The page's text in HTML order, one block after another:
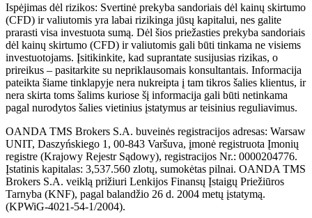
Ispėjimas dėl rizikos: Svertinė prekyba sandoriais dėl kainų skirtumo
(CFD) ir valiutomis yra labai rizikinga jūsų kapitalui, nes galite
prarasti visa investuota sumą. Dėl šios priežasties prekyba sandoriais
dėl kainų skirtumo (CFD) ir valiutomis gali būti tinkama ne visiems
investuotojams. Įsitikinkite, kad suprantate susijusias rizikas, o
prireikus – pasitarkite su nepriklausomais konsultantais. Informacija
pateikta šiame tinklapyje nera nukreipta į tam tikros šalies klientus, ir
nera skirta toms šalims kuriose šį informacija gali būti netinkama
pagal nurodytos šalies vietinius įstatymus ar teisinius reguliavimus.
OANDA TMS Brokers S.A. buveinės registracijos adresas: Warsaw
UNIT, Daszyńskiego 1, 00-843 Varšuva, įmonė registruota Įmonių
registre (Krajowy Rejestr Sądowy), registracijos Nr.: 0000204776.
Įstatinis kapitalas: 3,537.560 zlotų, sumokėtas pilnai. OANDA TMS
Brokers S.A. veiklą prižiuri Lenkijos Finansų Įstaigų Priežiūros
Tarnyba (KNF), pagal balandžio 26 d. 2004 metų įstatymą.
(KPWiG-4021-54-1/2004).